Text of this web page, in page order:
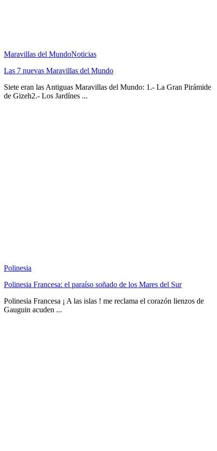
Maravillas del MundoNoticias
Las 7 nuevas Maravillas del Mundo
Siete eran las Antiguas Maravillas del Mundo: 1.- La Gran Pirámide
de Gizeh2.- Los Jardínes ...
Polinesia
Polinesia Francesa: el paraíso soñado de los Mares del Sur
Polinesia Francesa ¡ A las islas ! me reclama el corazón lienzos de
Gauguin acuden ...